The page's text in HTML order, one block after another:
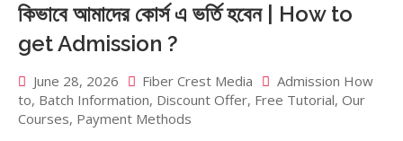
কিভাবে আমাদের কোর্স এ ভর্তি হবেন | How to
get Admission ?
June 28, 2026 Fiber Crest Media
Admission How
to, Batch Information, Discount Offer, Free Tutorial, Our
Courses, Payment Methods